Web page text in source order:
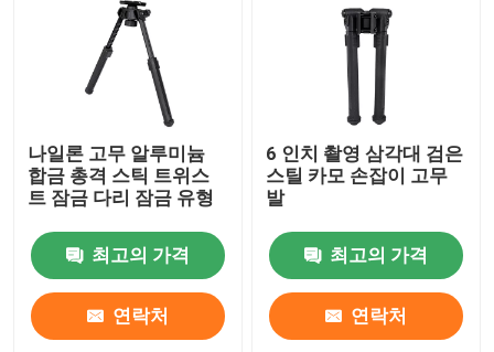
나일론 고무 알루미늄
합금 총격 스틱 트위스
트 잠금 다리 잠금 유형
최고의 가격
연락처
6 인치 촬영 삼각대 검은
스틸 카모 손잡이 고무
발
최고의 가격
연락처